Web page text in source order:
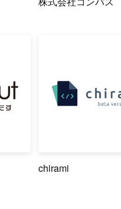
chirami